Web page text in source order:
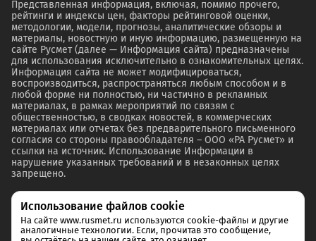
Представленная информация, включая, помимо прочего,
рейтинги и индексы цен, факторы рейтинговой оценки,
методологии, модели, прогнозы, аналитические обзоры и
материалы, новостную и иную информацию, размещенную на
сайте Русмет (далее — Информация сайта) предназначены
для использования исключительно в ознакомительных целях.
Информация сайта не может модифицироваться,
воспроизводиться, распространяться любым способом и в
любой форме ни полностью, ни частично в рекламных
материалах, в рамках мероприятий по связям с
общественностью, в сводках новостей, в коммерческих
материалах или отчетах без предварительного письменного
согласия со стороны правообладателя – ООО «РА Русмет» и
ссылки на источник. Использование Информации в
нарушение указанных требований и в незаконных целях
запрещено.
Использование файлов cookie
На сайте www.rusmet.ru используются cookie-файлы и другие
аналогичные технологии. Если, прочитав это сообщение,